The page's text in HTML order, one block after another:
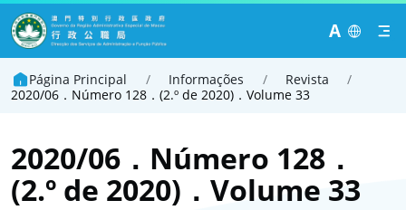
A
Página Principal / Informações / Revista
/
2020/06．Número 128．(2.º de 2020)．Volume 33
2020/06．Número 128．
(2.º de 2020)．Volume 33